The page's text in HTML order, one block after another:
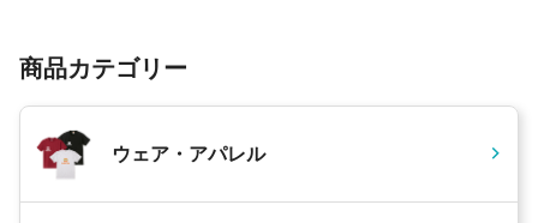
商品カテゴリー
ウェア・アパレル